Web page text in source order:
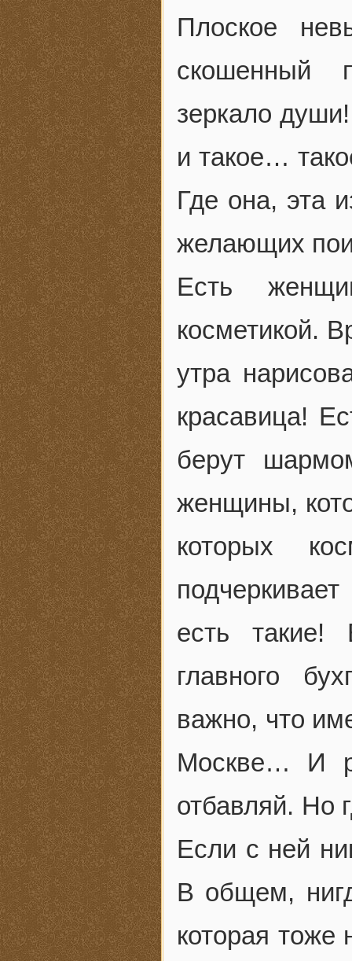
Плоское
скошенный
зеркало
и такое…
Где она, эта
желающих
Есть
косметикой.
утра
красавица!
берут
женщины,
которых
есть такие!
главного
важно, что
Москве… И
отбавляй. Но
Если с ней
В общем,
которая тоже